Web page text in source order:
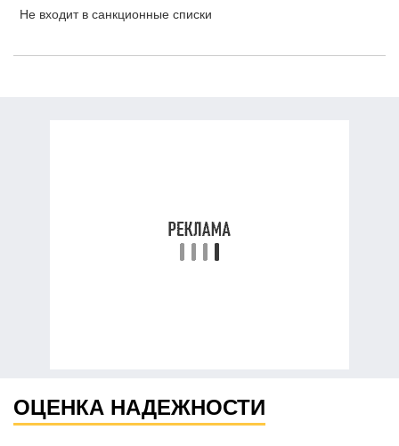
Не входит в санкционные списки
ОЦЕНКА НАДЕЖНОСТИ